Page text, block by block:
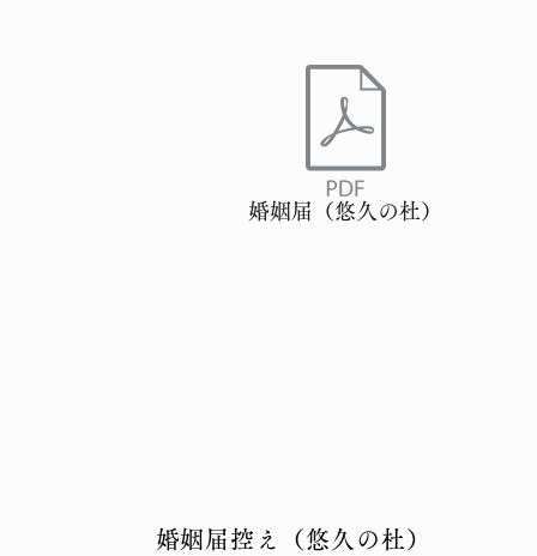
婚姻届（悠久の杜）
​婚姻届控え（悠久の杜）